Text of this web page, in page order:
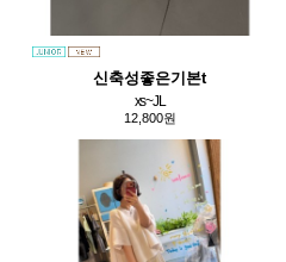
신축성좋은기본t
xs~JL
12,800원